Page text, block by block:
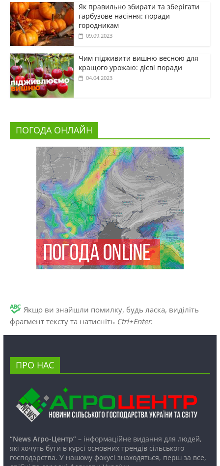
Як правильно збирати та зберігати
гарбузове насіння: поради
городникам
09.09.2023
Чим підживити вишню весною для
кращого урожаю: дієві поради
04.04.2023
ПОГОДА ОНЛАЙН
Якщо ви знайшли помилку, будь ласка, виділіть
фрагмент тексту та натисніть Ctrl+Enter.
ПРО НАС
“News Агро-Центр”– інформаційне видання для людей,
які хочуть бути в курсі основних трендів сільського
господарства. У нашому фокусі знаходяться, перш за все,